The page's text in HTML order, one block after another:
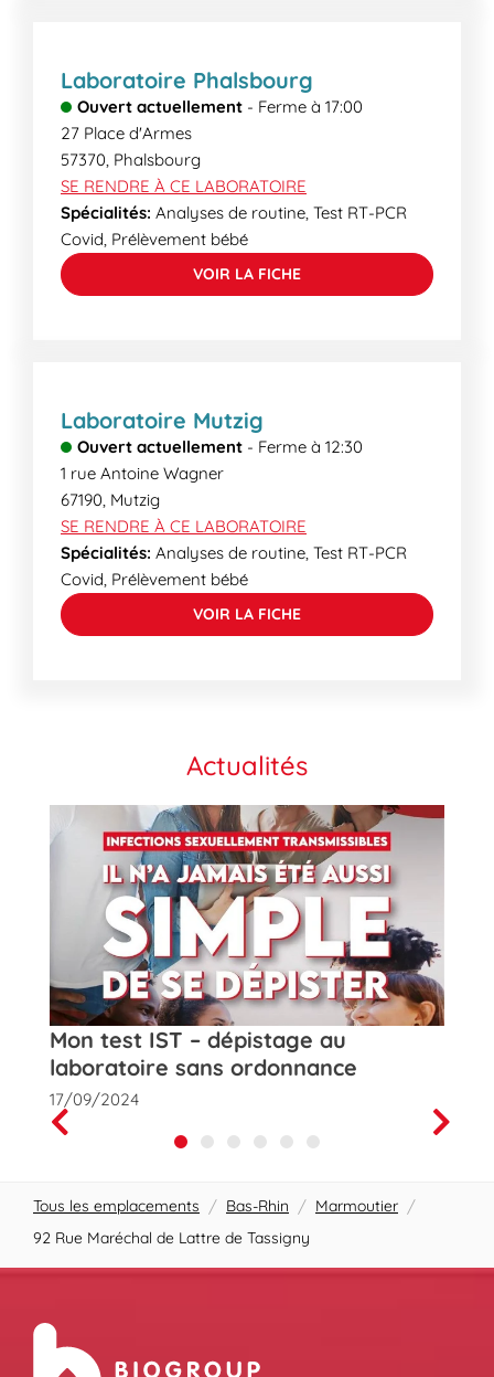
Laboratoire Phalsbourg
Ouvert actuellement - Ferme à 17:00
27 Place d'Armes
57370, Phalsbourg
SE RENDRE À CE LABORATOIRE
Spécialités: Analyses de routine, Test RT-PCR
Covid, Prélèvement bébé
VOIR LA FICHE
Laboratoire Mutzig
Ouvert actuellement - Ferme à 12:30
1 rue Antoine Wagner
67190, Mutzig
SE RENDRE À CE LABORATOIRE
Spécialités: Analyses de routine, Test RT-PCR
Covid, Prélèvement bébé
VOIR LA FICHE
Actualités
Mon test IST – dépistage au
laboratoire sans ordonnance
17/09/2024
Prev
Next
Tous les emplacements / Bas-Rhin / Marmoutier /
92 Rue Maréchal de Lattre de Tassigny